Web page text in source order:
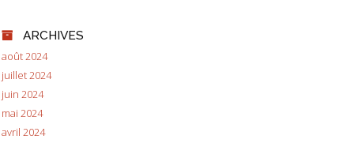
ARCHIVES
août 2024
juillet 2024
juin 2024
mai 2024
avril 2024